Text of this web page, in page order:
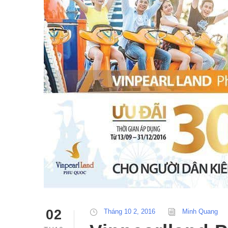
02 Tháng 10 2, 2016 Minh Quang